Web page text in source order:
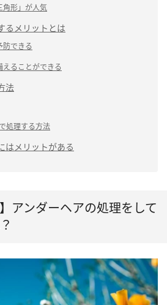
角形」が人気
るメリットとは
防できる
えることができる
法
処理する方法
はメリットがある
アンダーヘアの処理をして